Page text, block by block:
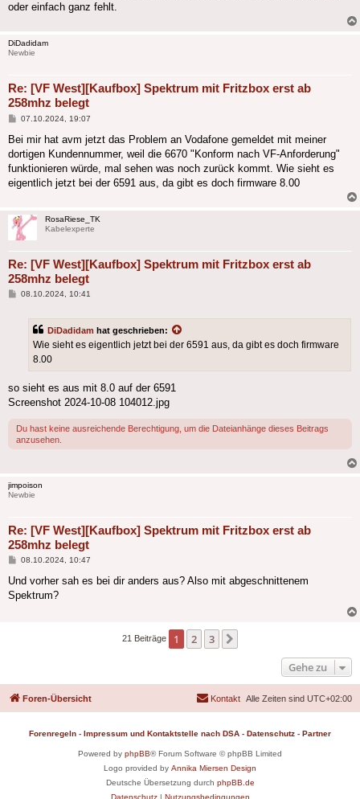
oder einfach ganz fehlt.
DiDadidam
Newbie
Re: [VF West][Kaufbox] Spektrum mit Fritzbox erst ab
258mhz belegt
Beitrag
07.10.2024, 19:07
Bei mir hat avm jetzt das Problem an Vodafone gemeldet mit meiner
dortigen Kundennummer, weil die 6670 "Konform nach VF-Anforderung"
funktionieren würde, mal sehen was noch zurück kommt. Wie sieht es
eigentlich jetzt bei der 6591 aus, da gibt es doch firmware 8.00
RosaRiese_TK
Kabelexperte
Re: [VF West][Kaufbox] Spektrum mit Fritzbox erst ab
258mhz belegt
Beitrag
08.10.2024, 10:41
DiDadidam hat geschrieben:
Wie sieht es eigentlich jetzt bei der 6591 aus, da gibt es doch firmware
8.00
so sieht es aus mit 8.0 auf der 6591
Screenshot 2024-10-08 104012.jpg
Du hast keine ausreichende Berechtigung, um die Dateianhänge dieses Beitrags
anzusehen.
jimpoison
Newbie
Re: [VF West][Kaufbox] Spektrum mit Fritzbox erst ab
258mhz belegt
Beitrag
08.10.2024, 10:47
Und vorher sah es bei dir anders aus? Also mit abgeschnittenem
Spektrum?
21 Beiträge 1 2 3
Gehe zu
Foren-Übersicht Alle Zeiten sind UTC+02:00
Kontakt
Forenregeln - Impressum und Kontaktstelle nach DSA - Datenschutz - Partner
Powered by phpBB® Forum Software © phpBB Limited
Logo provided by Annika Miersen Design
Deutsche Übersetzung durch phpBB.de